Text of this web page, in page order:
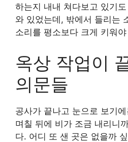
하는지 내내 쳐다보고 있기
와 있었는데, 밖에서 들리는
소리를 평소보다 크게 키워
옥상 작업이
의문들
공사가 끝나고 눈으로 보기
며칠 뒤에 비가 조금 내리니
다. 어디 또 샌 곳은 없을까